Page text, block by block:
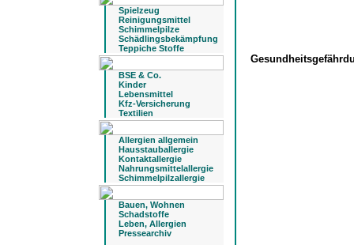
Spielzeug
Reinigungsmittel
Schimmelpilze
Schädlingsbekämpfung
Teppiche Stoffe
BSE & Co.
Kinder
Lebensmittel
Kfz-Versicherung
Textilien
Allergien allgemein
Hausstauballergie
Kontaktallergie
Nahrungsmittelallergie
Schimmelpilzallergie
Bauen, Wohnen
Schadstoffe
Leben, Allergien
Pressearchiv